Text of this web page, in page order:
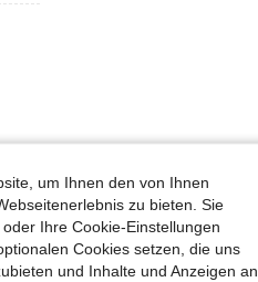
um Ihnen den von Ihnen
zu bieten. Sie
Ihre Cookie-Einstellungen
Cookies setzen, die uns
und Inhalte und Anzeigen an